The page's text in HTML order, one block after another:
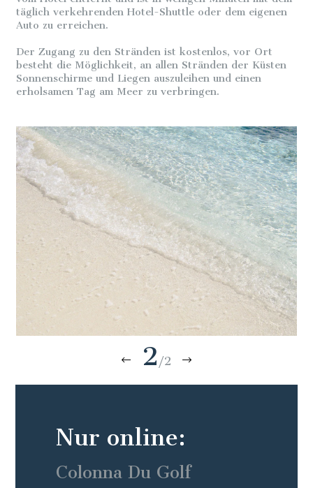
täglich verkehrenden Hotel-Shuttle oder dem eigenen
Auto zu erreichen.
Der Zugang zu den Stränden ist kostenlos, vor Ort
besteht die Möglichkeit, an allen Stränden der Küsten
Sonnenschirme und Liegen auszuleihen und einen
erholsamen Tag am Meer zu verbringen.
2 /2
Nur online:
Colonna Du Golf